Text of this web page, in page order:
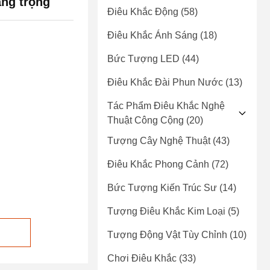
Điêu Khắc Động (58)
Điêu Khắc Ánh Sáng (18)
Bức Tượng LED (44)
Điêu Khắc Đài Phun Nước (13)
Tác Phẩm Điêu Khắc Nghệ
Thuật Công Cộng (20)
Tượng Cây Nghệ Thuật(43)
Điêu Khắc Phong Cảnh (72)
Bức Tượng Kiến Trúc Sư (14)
Tượng Điêu Khắc Kim Loại (5)
Tượng Động Vật Tùy Chỉnh (10)
Chơi Điêu Khắc (33)